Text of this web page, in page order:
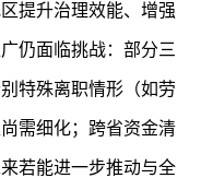
提升治理效能、增强
仍面临挑战：部分三
特殊离职情形（如劳
需细化；跨省资金清
若能进一步推动与全